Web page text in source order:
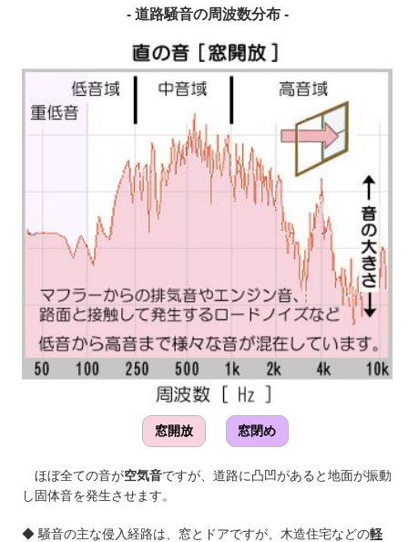
- 道路騒音の周波数分布 -
窓開放 窓閉め
ほぼ全ての音が空気音ですが、道路に凸凹があると地面が振動
し固体音を発生させます。
◆ 騒音の主な侵入経路は、窓とドアですが、木造住宅などの軽